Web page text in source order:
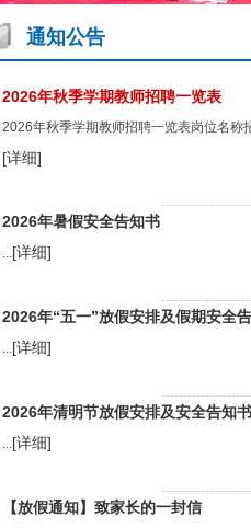
通知公告
2026年秋季学期教师招聘一览表
2026年秋季学期教师招聘一览表岗位名称
[详细]
2026年暑假安全告知书
...[详细]
2026年“五一”放假安排及假期安全
...[详细]
2026年清明节放假安排及安全告知书
...[详细]
【放假通知】致家长的一封信